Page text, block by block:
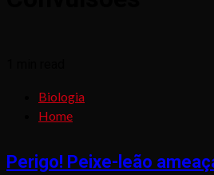
Biologia
Home
Perigo! Peixe-leão